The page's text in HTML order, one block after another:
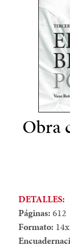
Obra
DETALLES:
Páginas:612
Formato: